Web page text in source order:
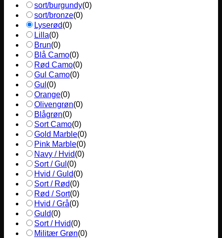
sort/burgundy(0)
sort/bronze(0)
Lyserød(0)
Lilla(0)
Brun(0)
Blå Camo(0)
Rød Camo(0)
Gul Camo(0)
Gul (0)
Orange(0)
Olivengrøn(0)
Blågrøn(0)
Sort Camo(0)
Gold Marble(0)
Pink Marble(0)
Navy / Hvid(0)
Sort / Gul (0)
Hvid / Guld(0)
Sort / Rød(0)
Rød / Sort(0)
Hvid / Grå(0)
Guld(0)
Sort / Hvid(0)
Militær Grøn(0)